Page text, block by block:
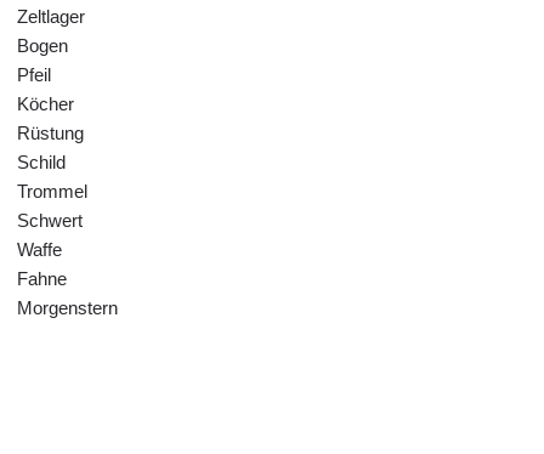
Zeltlager
Bogen
Pfeil
Köcher
Rüstung
Schild
Trommel
Schwert
Waffe
Fahne
Morgenstern